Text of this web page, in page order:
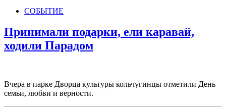
СОБЫТИЕ
Принимали подарки, ели каравай,
ходили Парадом
Вчера в парке Дворца культуры кольчугинцы отметили День
семьи, любви и верности.